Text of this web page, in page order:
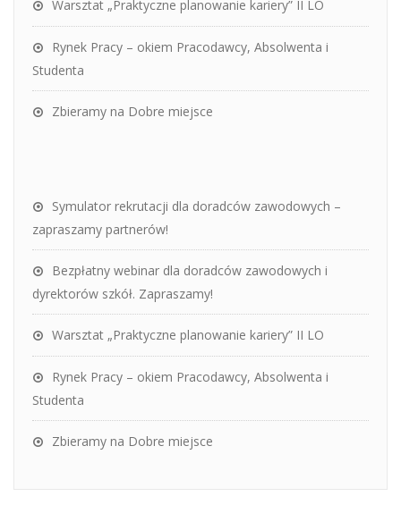
Warsztat „Praktyczne planowanie kariery” II LO
Rynek Pracy – okiem Pracodawcy, Absolwenta i
Studenta
Zbieramy na Dobre miejsce
Symulator rekrutacji dla doradców zawodowych –
zapraszamy partnerów!
Bezpłatny webinar dla doradców zawodowych i
dyrektorów szkół. Zapraszamy!
Warsztat „Praktyczne planowanie kariery” II LO
Rynek Pracy – okiem Pracodawcy, Absolwenta i
Studenta
Zbieramy na Dobre miejsce